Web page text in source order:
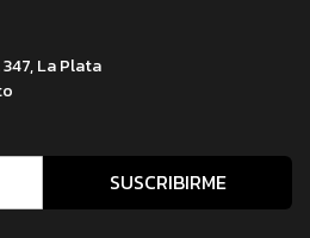
La Plata
SUSCRIBIRME